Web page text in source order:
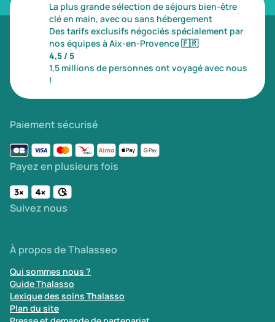
La plus grande sélection de séjours bien-être
clé en main, avec ou sans hébergement
Des tarifs exclusifs négociés spécialement par
nos équipes à Aix-en-Provence🇫🇷
4,5 / 5
1,5 millions de personnes ont voyagé avec nous
!
Paiement sécurisé
Payez en plusieurs fois
Suivez nous
À propos de Thalasseo
Qui sommes nous ?
Guide Thalasso
Lexique des soins Thalasso
Plan du site